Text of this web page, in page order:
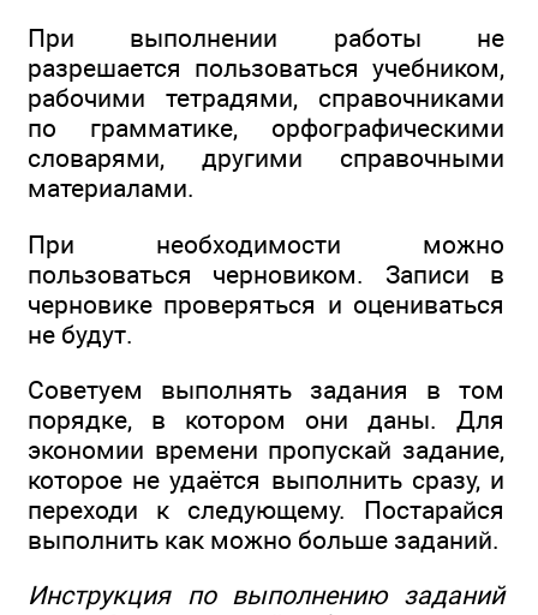
При выполнении работы не
разрешается пользоваться учебником,
рабочими тетрадями, справочниками
по грамматике, орфографическими
словарями, другими справочными
материалами.
При необходимости можно
пользоваться черновиком. Записи в
черновике проверяться и оцениваться
не будут.
Советуем выполнять задания в том
порядке, в котором они даны. Для
экономии времени пропускай задание,
которое не удаётся выполнить сразу, и
переходи к следующему. Постарайся
выполнить как можно больше заданий.
Инструкция по выполнению заданий